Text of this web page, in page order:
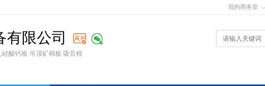
我的商务室
有限公司
酸钙板 吊顶矿棉板 吸音棉